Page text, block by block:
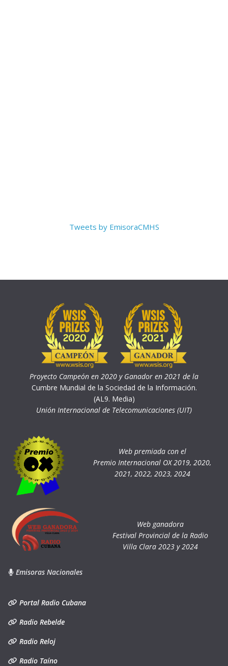
Tweets by EmisoraCMHS
Proyecto Campeón en 2020 y Ganador en 2021 de la
Cumbre Mundial de la Sociedad de la Información.
(AL9. Media)
Unión Internacional de Telecomunicaciones (UIT)
Web premiada con el
Premio Internacional OX 2019, 2020,
2021, 2022, 2023, 2024
Web ganadora
Festival Provincial de la Radio
Villa Clara 2023 y 2024
Emisoras Nacionales
Portal Radio Cubana
Radio Rebelde
Radio Reloj
Radio Taíno